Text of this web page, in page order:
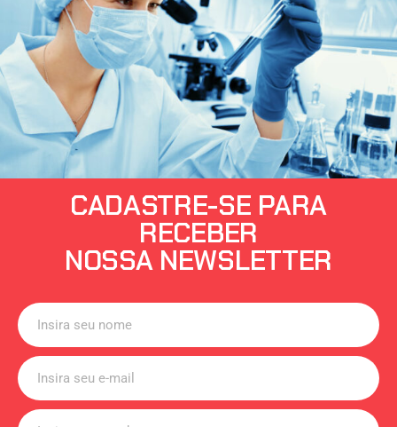
CADASTRE-SE PARA
RECEBER
NOSSA NEWSLETTER